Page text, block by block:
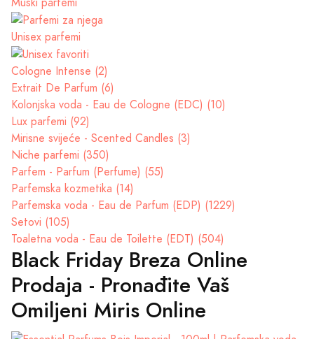
Unisex parfemi
Cologne Intense (2)
Extrait De Parfum (6)
Kolonjska voda - Eau de Cologne (EDC) (10)
Lux parfemi (92)
Mirisne svijeće - Scented Candles (3)
Niche parfemi (350)
Parfem - Parfum (Perfume) (55)
Parfemska kozmetika (14)
Parfemska voda - Eau de Parfum (EDP) (1229)
Setovi (105)
Toaletna voda - Eau de Toilette (EDT) (504)
Black Friday Breza Online
Prodaja - Pronađite Vaš
Omiljeni Miris Online